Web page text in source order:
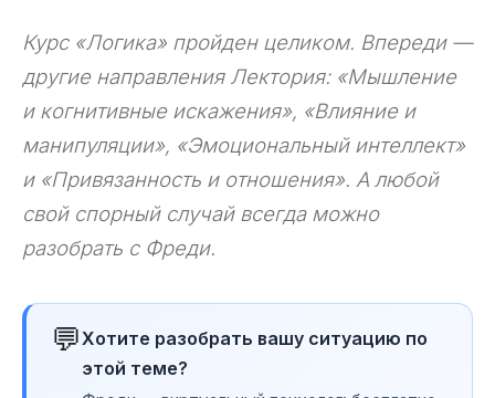
Курс «Логика» пройден целиком. Впереди —
другие направления Лектория: «Мышление
и когнитивные искажения», «Влияние и
манипуляции», «Эмоциональный интеллект»
и «Привязанность и отношения». А любой
свой спорный случай всегда можно
разобрать с Фреди.
💬Хотите разобрать вашу ситуацию по
этой теме?